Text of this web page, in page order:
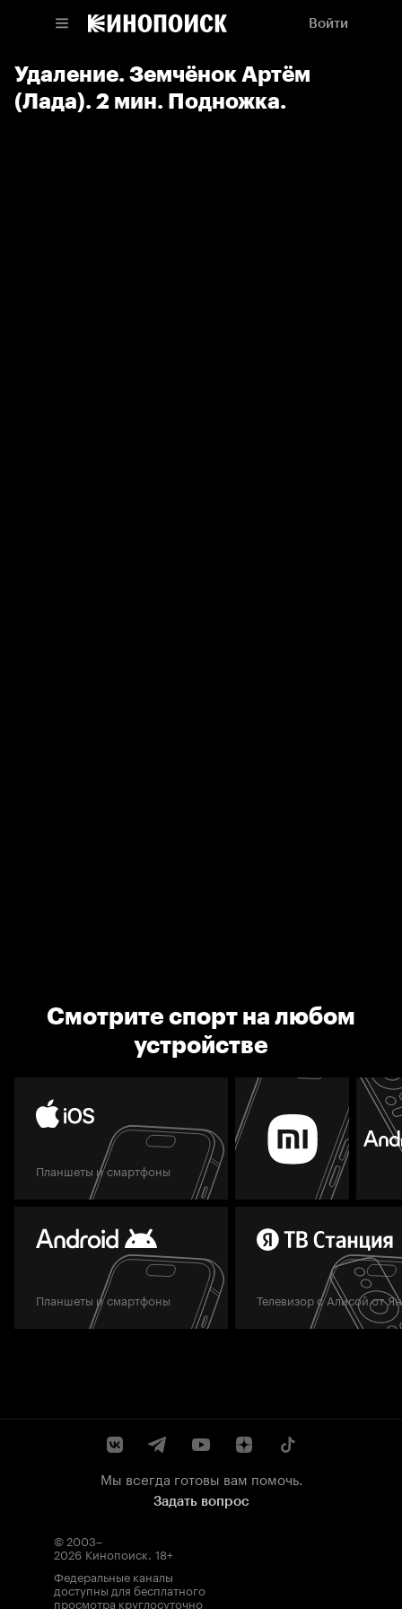
Войти
Удаление. Земчёнок Артём
(Лада). 2 мин. Подножка.
Смотрите спорт на любом
устройстве
Планшеты и смартфоны
Планшеты и смартфоны Телевизор с Алисой от
Мы всегда готовы вам помочь.
Задать вопрос
© 2003–
2026 Кинопоиск. 18+
Федеральные каналы
доступны для бесплатного
просмотра круглосуточно